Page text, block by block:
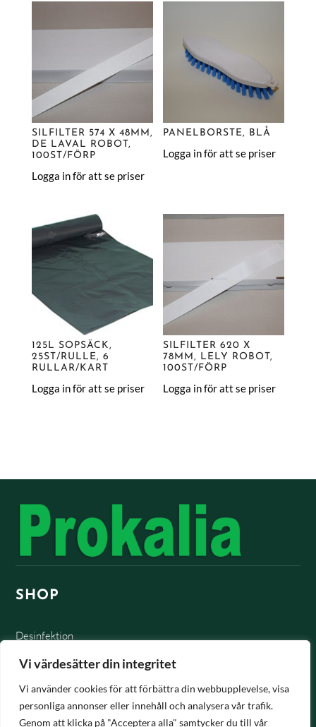
Vi värdesätter din integritet
Vi använder cookies för att förbättra din webbupplevelse, visa
personliga annonser eller innehåll och analysera vår trafik.
Genom att klicka på "Acceptera alla" samtycker du till vår
SILFILTER 574 X 48MM,
DE LAVAL ROBOT,
100ST/FÖRP
Logga in för att se priser
PANELBORSTE, BLÅ
Logga in för att se priser
125L SOPSÄCK,
25ST/RULLE, 6
RULLAR/KART
Logga in för att se priser
SILFILTER 620 X
78MM, LELY ROBOT,
100ST/FÖRP
Logga in för att se priser
SHOP
Desinfektion
Näringstillskot
Hygien / sårvård